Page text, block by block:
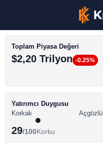
BİTCOİN HABERLERİ
ALTCOİN HABERLERİ
Toplam Piyasa Değeri
$2,20 Trilyon -0.25%
Yatırımcı Duygusu
Korkak
Açgözlü
29/100Korku